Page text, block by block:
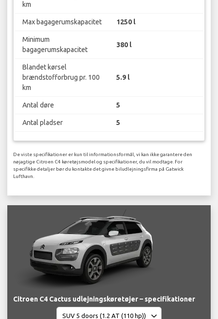
km
Max bagagerumskapacitet 1250 l
Minimum
bagagerumskapacitet
380 l
Blandet kørsel
brændstofforbrug pr. 100
km
5.9 l
Antal døre 5
Antal pladser 5
De viste specifikationer er kun til informationsformål, vi kan ikke garantere den
nøjagtige Citroen C4 køretøjsmodel og specifikationer, du vil modtage. For
specifikke detaljer bør du kontakte det givne biludlejningsfirma på Gatwick
Lufthavn.
Citroen C4 Cactus udlejningskøretøjer – specifikationer